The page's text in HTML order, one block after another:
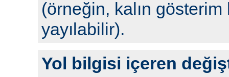
(örneğin, kalın
yayılabilir).
Yol bilgisi içeren